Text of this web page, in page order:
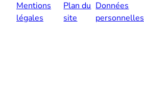
Mentions
légales
Plan du
site
Données
personnelles